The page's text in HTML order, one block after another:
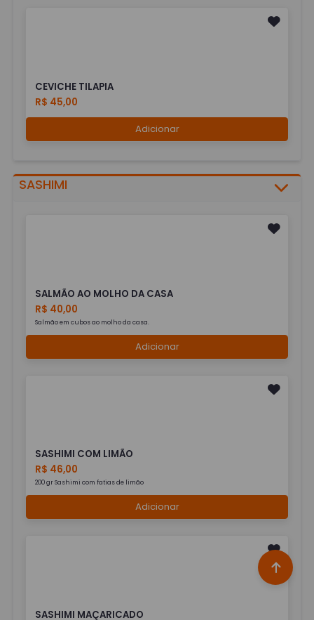
CEVICHE TILAPIA
R$ 45,00
Adicionar
SASHIMI
SALMÃO AO MOLHO DA CASA
R$ 40,00
Salmão em cubos ao molho da casa.
Adicionar
SASHIMI COM LIMÃO
R$ 46,00
200 gr Sashimi com fatias de limão
Adicionar
SASHIMI MAÇARICADO